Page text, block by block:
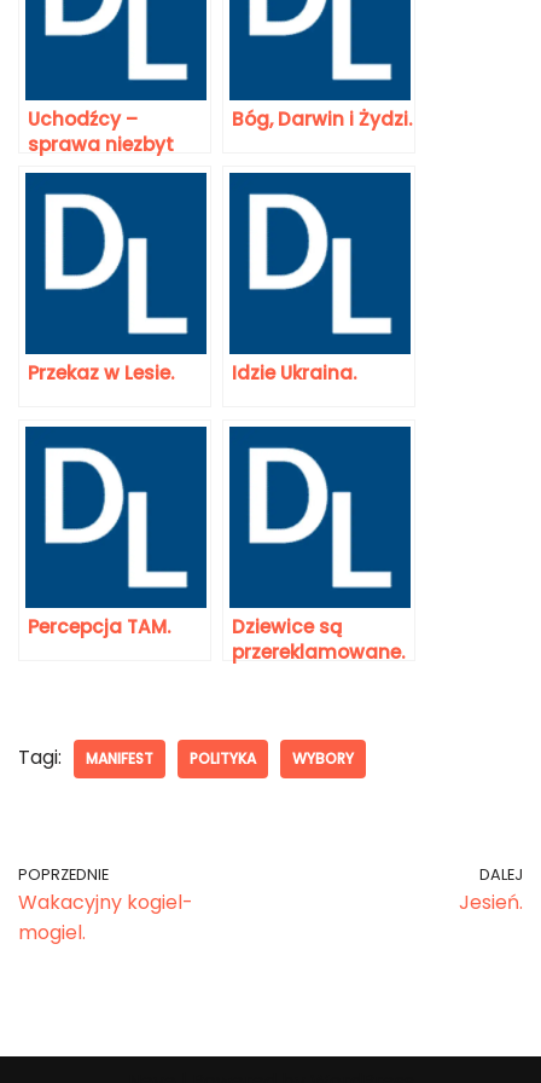
Uchodźcy –
sprawa niezbyt
prosta.
Bóg, Darwin i Żydzi.
Przekaz w Lesie. Idzie Ukraina.
Percepcja TAM.
Dziewice są
przereklamowane.
Tagi: MANIFEST POLITYKA WYBORY
POPRZEDNIE
Wakacyjny kogiel-
mogiel.
DALEJ
Jesień.